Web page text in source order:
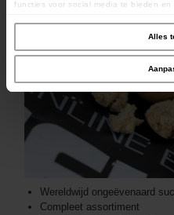
functies voor social media te bieden en
social media, adverteren en analyse.
combineren met andere informatie die
verzameld op basis van uw gebruik van
Alles
Wereldwijd ongeëvenaard
Compleet assortiment